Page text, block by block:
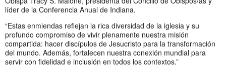
líder de la Conferencia Anual de Indiana.
“Estas enmiendas reflejan la rica diversidad de la iglesia y su
profundo compromiso de vivir plenamente nuestra misión
compartida: hacer discípulos de Jesucristo para la transformación
del mundo. Además, fortalecen nuestra conexión mundial para
servir con fidelidad e inclusión en todos los contextos.”